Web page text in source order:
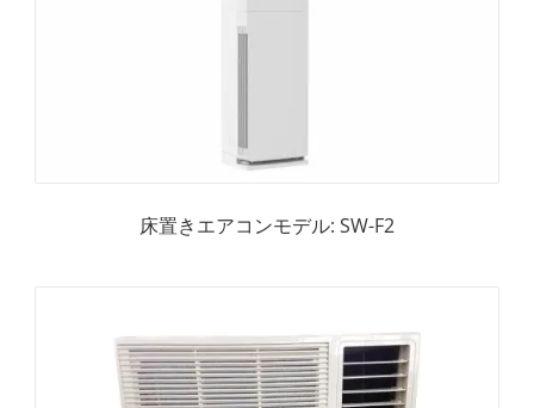
床置きエアコンモデル: SW-F2